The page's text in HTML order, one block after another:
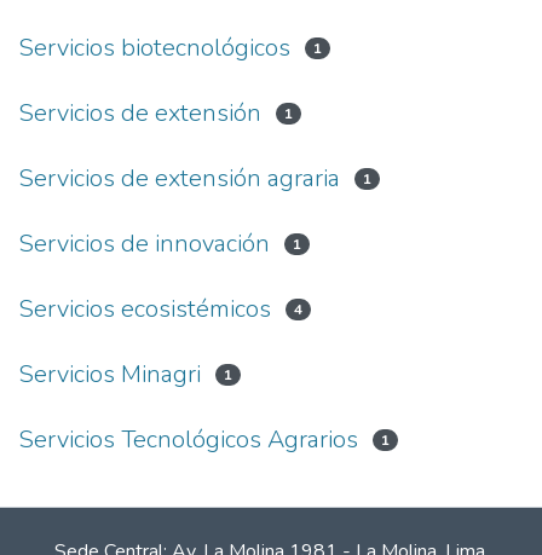
Servicios biotecnológicos 1
Servicios de extensión 1
Servicios de extensión agraria 1
Servicios de innovación 1
Servicios ecosistémicos 4
Servicios Minagri 1
Servicios Tecnológicos Agrarios 1